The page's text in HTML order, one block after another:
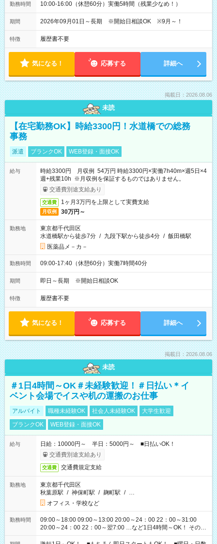
勤務時間 10:00-16:00（休憩60分）実働5時間（残業少なめ！）
期間 2026年09月01日～長期 ※開始日相談OK ※9月～！
特徴 履歴書不要
気になる！ 応募する 詳細へ
掲載日：2026.08.06
未読
【在宅勤務OK】時給3300円！水道橋での総務
事務
派遣 ブランクOK WEB登録・面接OK
給与
時給3300円 月収例 54万円 時給3300円×実働7h40m×週5日×4
週+残業10h ※月収例を保証するものではありません。
交通費別途支給あり
交通費 1ヶ月3万円を上限として実費支給
月収例 30万円～
勤務地
東京都千代田区
水道橋駅から徒歩7分 / 九段下駅から徒歩4分 / 飯田橋駅
医薬品メ－カ－
勤務時間 09:00-17:40（休憩60分）実働7時間40分
期間 即日～長期 ※開始日相談OK
特徴 履歴書不要
気になる！ 応募する 詳細へ
掲載日：2026.08.06
未読
＃1日4時間～OK＃未経験歓迎！＃日払い＊イ
ベント会場でイスや机の運搬のお仕事
アルバイト 職種未経験OK 社会人未経験OK
大学生歓迎
ブランクOK
WEB登録・面接OK
給与
日給：10000円～ 半日：5000円～ ■日払いOK！
交通費別途支給あり
交通費 交通費規定支給
勤務地
東京都千代田区
秋葉原駅 / 神保町駅 / 麹町駅 / …
オフィス・学校など
勤務時間
09:00～18:00 09:00～13:00 20:00～24：00 22：00～31:00
20:00～24：00 22：00～翌7:00 …など1日4時間～OK！ その他
シフトもございます！ お気軽にご相談ください！